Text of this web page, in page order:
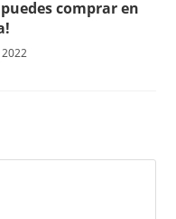
comprar en